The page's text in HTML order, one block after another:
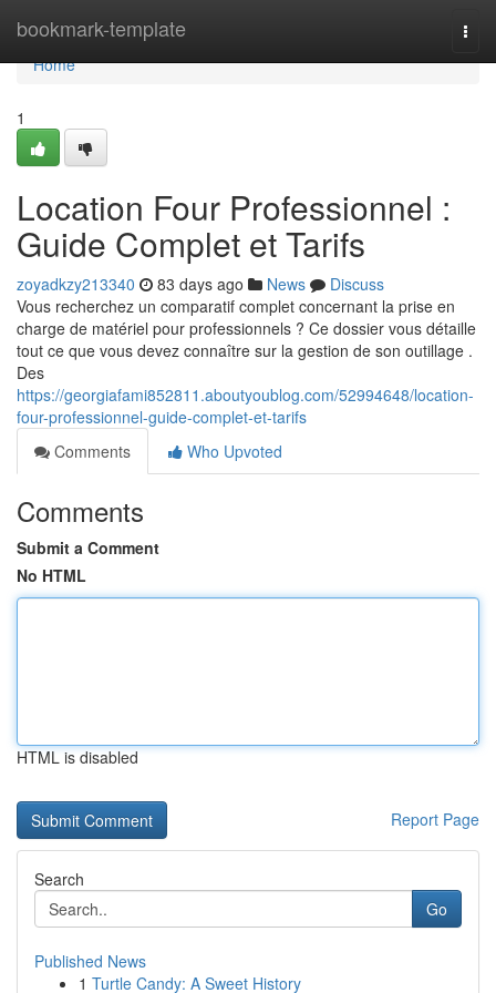
bookmark-template
Home
Home
1
Location Four Professionnel :
Guide Complet et Tarifs
zoyadkzy213340 83 days ago News
Discuss
Vous recherchez un comparatif complet concernant la prise en
charge de matériel pour professionnels ? Ce dossier vous détaille
tout ce que vous devez connaître sur la gestion de son outillage .
Des
https://georgiafami852811.aboutyoublog.com/52994648/location-
four-professionnel-guide-complet-et-tarifs
Comments
Who Upvoted
Comments
Submit a Comment
No HTML
HTML is disabled
Report Page
Search
Go
Published News
1 Turtle Candy: A Sweet History